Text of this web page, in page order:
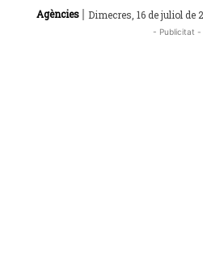
Agències | Dimecres, 16 de juliol de
- Publicitat -